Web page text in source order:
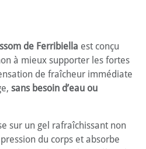
de Ferribiella est conçu
à mieux supporter les fortes
de fraîcheur immédiate
sans besoin d’eau ou
sur un gel rafraîchissant non
du corps et absorbe